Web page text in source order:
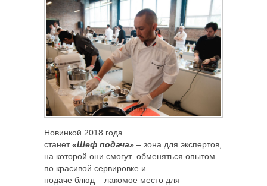
Новинкой 2018 года
станет«Шеф подача» – зона для экспертов,
на которой они смогут обменяться опытом
по красивой сервировке и
подаче блюд – лакомое место для